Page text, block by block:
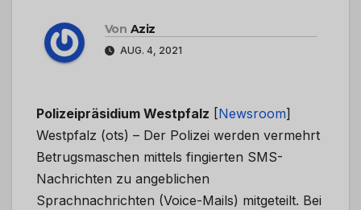
Von Aziz
AUG. 4, 2021
Polizeipräsidium Westpfalz [Newsroom]
Westpfalz (ots) – Der Polizei werden vermehrt
Betrugsmaschen mittels fingierten SMS-
Nachrichten zu angeblichen
Sprachnachrichten (Voice-Mails) mitgeteilt. Bei